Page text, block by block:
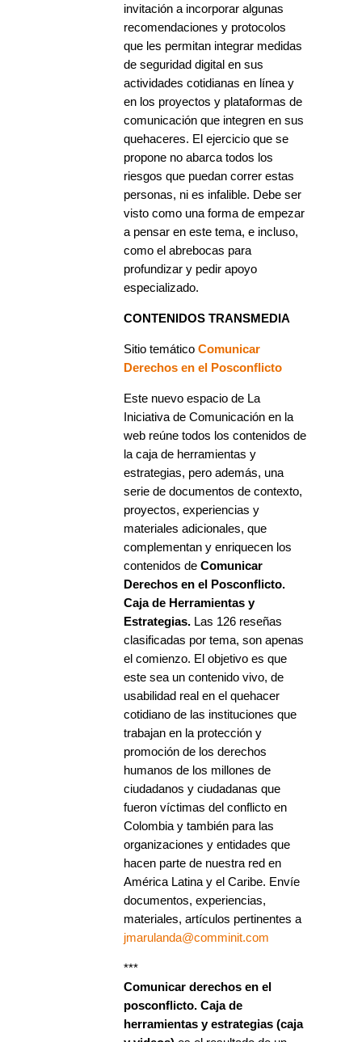
invitación a incorporar algunas
recomendaciones y protocolos
que les permitan integrar medidas
de seguridad digital en sus
actividades cotidianas en línea y
en los proyectos y plataformas de
comunicación que integren en sus
quehaceres. El ejercicio que se
propone no abarca todos los
riesgos que puedan correr estas
personas, ni es infalible. Debe ser
visto como una forma de empezar
a pensar en este tema, e incluso,
como el abrebocas para
profundizar y pedir apoyo
especializado.
CONTENIDOS TRANSMEDIA
Sitio temático Comunicar
Derechos en el Posconflicto
Este nuevo espacio de La
Iniciativa de Comunicación en la
web reúne todos los contenidos de
la caja de herramientas y
estrategias, pero además, una
serie de documentos de contexto,
proyectos, experiencias y
materiales adicionales, que
complementan y enriquecen los
contenidos de Comunicar
Derechos en el Posconflicto.
Caja de Herramientas y
Estrategias. Las 126 reseñas
clasificadas por tema, son apenas
el comienzo. El objetivo es que
este sea un contenido vivo, de
usabilidad real en el quehacer
cotidiano de las instituciones que
trabajan en la protección y
promoción de los derechos
humanos de los millones de
ciudadanos y ciudadanas que
fueron víctimas del conflicto en
Colombia y también para las
organizaciones y entidades que
hacen parte de nuestra red en
América Latina y el Caribe. Envíe
documentos, experiencias,
materiales, artículos pertinentes a
jmarulanda@comminit.com
***
Comunicar derechos en el
posconflicto. Caja de
herramientas y estrategias (caja